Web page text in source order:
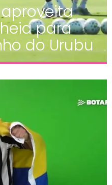
para
do Urubu